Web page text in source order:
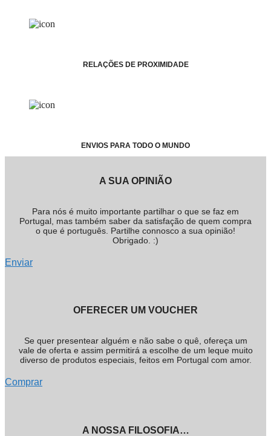
RELAÇÕES DE PROXIMIDADE
ENVIOS PARA TODO O MUNDO
A SUA OPINIÃO
Para nós é muito importante partilhar o que se faz em
Portugal, mas também saber da satisfação de quem compra
o que é português. Partilhe connosco a sua opinião!
Obrigado. :)
Enviar
OFERECER UM VOUCHER
Se quer presentear alguém e não sabe o quê, ofereça um
vale de oferta e assim permitirá a escolhe de um leque muito
diverso de produtos especiais, feitos em Portugal com amor.
Comprar
A NOSSA FILOSOFIA…